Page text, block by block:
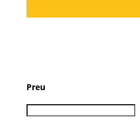
Preu